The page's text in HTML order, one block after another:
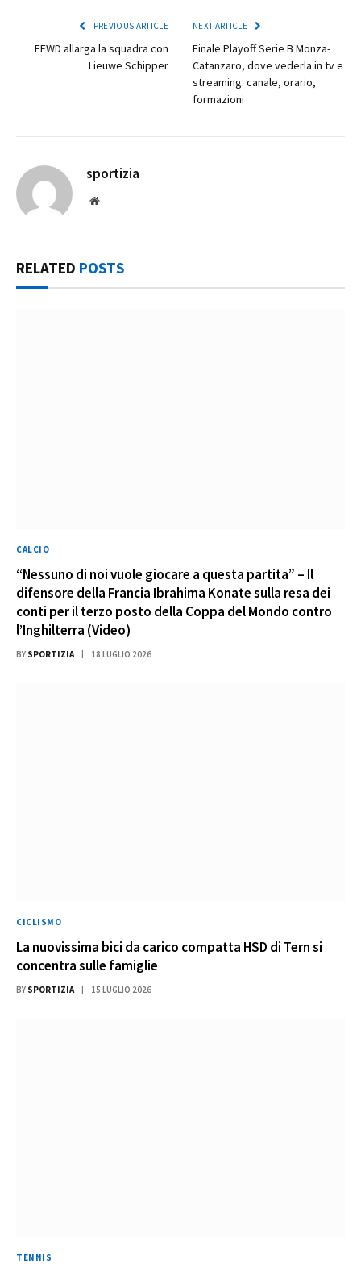
PREVIOUS ARTICLE
FFWD allarga la squadra con
Lieuwe Schipper
NEXT ARTICLE
Finale Playoff Serie B Monza-
Catanzaro, dove vederla in tv e
streaming: canale, orario,
formazioni
sportizia
Website
RELATED POSTS
CALCIO
“Nessuno di noi vuole giocare a questa partita” – Il
difensore della Francia Ibrahima Konate sulla resa dei
conti per il terzo posto della Coppa del Mondo contro
l’Inghilterra (Video)
BY SPORTIZIA 18 LUGLIO 2026
CICLISMO
La nuovissima bici da carico compatta HSD di Tern si
concentra sulle famiglie
BY SPORTIZIA 15 LUGLIO 2026
TENNIS